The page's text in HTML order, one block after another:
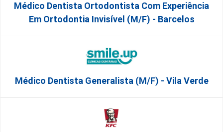
Médico Dentista Ortodontista Com Experiência
Em Ortodontia Invisível (M/F) - Barcelos
Médico Dentista Generalista (M/F) - Vila Verde